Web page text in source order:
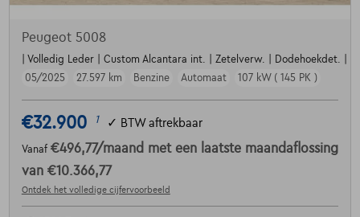
Peugeot 5008
| Volledig Leder | Custom Alcantara int. | Zetelverw. | Dodehoekdet. |
05/2025
27.597 km Benzine Automaat 107 kW ( 145 PK )
€32.900 1 ✓ BTW aftrekbaar
Vanaf €496,77/maand met een laatste maandaflossing
van €10.366,77
Ontdek het volledige cijfervoorbeeld